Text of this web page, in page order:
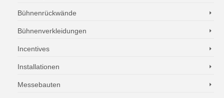
Bühnenrückwände
Bühnenverkleidungen
Incentives
Installationen
Messebauten